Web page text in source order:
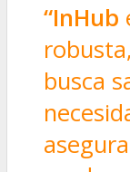
“InHub
busca